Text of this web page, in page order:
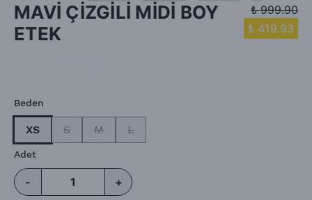
MAVİ ÇİZGİLİ MİDİ BOY
ETEK
₺ 999.90
₺ 419.93
Beden
XS S M L
Adet
- +